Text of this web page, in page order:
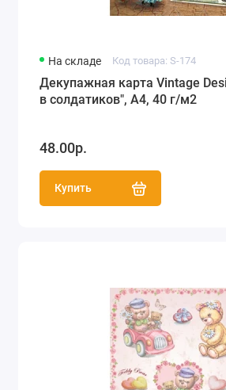
На складе Код товара: S-174
Декупажная карта Vintage
в солдатиков", А4, 40 г/м2
48.00р.
Купить